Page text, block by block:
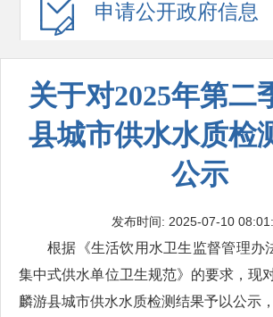
申请公开政府信息
关于对2025年第二
县城市供水水质检
公示
发布时间: 2025-07-10
根据《生活饮用水卫生监督管理办
集中式供水单位卫生规范》的要求，现
麟游县城市供水水质检测结果予以公示